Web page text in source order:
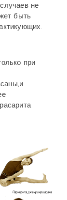
не
быть
при